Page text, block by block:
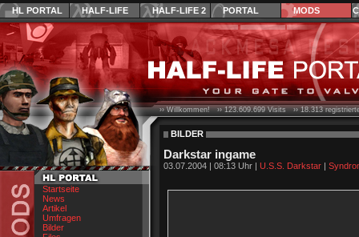
HL PORTAL HALF-LIFE HALF-LIFE 2 PORTAL MODS
Startseite
News
Artikel
Umfragen
Bilder
›› Willkommen! ››123.609.699Visits ››18.313
BILDER
Darkstar ingame
03.07.2004 | 08:13 Uhr | U.S.S. Darkstar |